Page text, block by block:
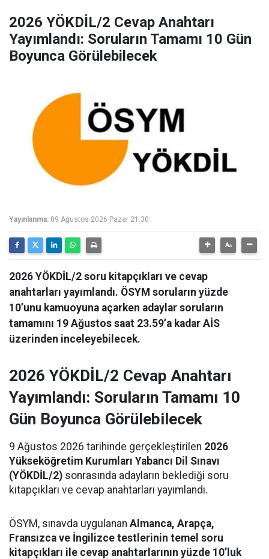
2026 YÖKDİL/2 Cevap Anahtarı
Yayımlandı: Soruların Tamamı 10 Gün
Boyunca Görülebilecek
Yayınlanma: 09 Ağustos 2026 Pazar 21:30
2026 YÖKDİL/2 soru kitapçıkları ve cevap
anahtarları yayımlandı. ÖSYM soruların yüzde
10’unu kamuoyuna açarken adaylar soruların
tamamını 19 Ağustos saat 23.59’a kadar AİS
üzerinden inceleyebilecek.
2026 YÖKDİL/2 Cevap Anahtarı
Yayımlandı: Soruların Tamamı 10
Gün Boyunca Görülebilecek
9 Ağustos 2026 tarihinde gerçekleştirilen 2026
Yükseköğretim Kurumları Yabancı Dil Sınavı
(YÖKDİL/2) sonrasında adayların beklediği soru
kitapçıkları ve cevap anahtarları yayımlandı.
ÖSYM, sınavda uygulanan Almanca, Arapça,
Fransızca ve İngilizce testlerinin temel soru
kitapçıkları ile cevap anahtarlarının yüzde 10’luk